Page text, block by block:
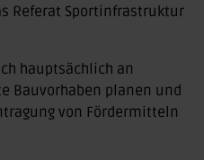
Referat Sportinfrastruktur
hauptsächlich an
Bauvorhaben planen und
von Fördermitteln